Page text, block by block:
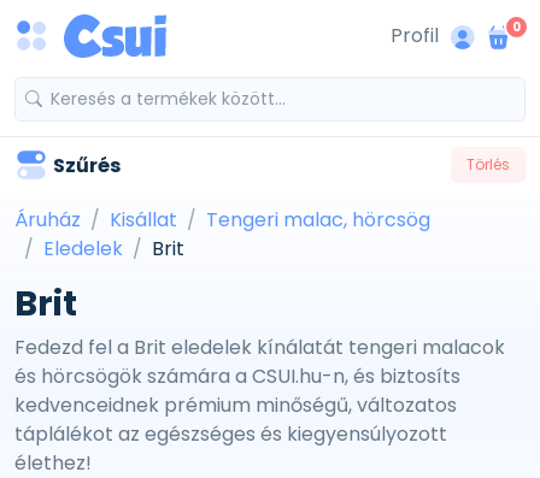
Profil 0
Szűrés Törlés
Áruház Kisállat
Tengeri malac, hörcsög
Eledelek
Brit
Brit
Fedezd fel a Brit eledelek kínálatát tengeri malacok
és hörcsögök számára a CSUI.hu-n, és biztosíts
kedvenceidnek prémium minőségű, változatos
táplálékot az egészséges és kiegyensúlyozott
élethez!